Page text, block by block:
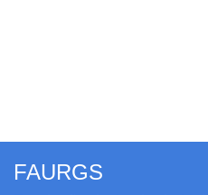
FAURGS